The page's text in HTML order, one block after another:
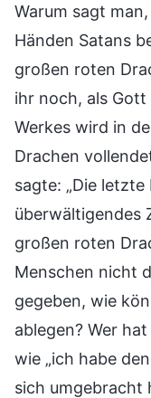
Warum sagt
Händen Satans
großen roten
ihr noch, als Gott
Werkes wird in
Drachen
sagte: „Die
überwältigendes
großen roten
Menschen nicht
gegeben, wie
ablegen? Wer
wie „ich habe
sich umgebracht